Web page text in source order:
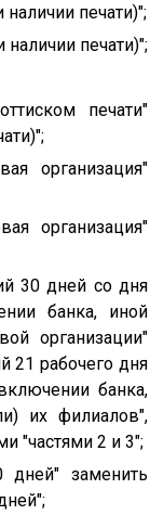
печати)";
печати)";
печати"
организация"
организация"
30 дней со дня
банка, иной
организации"
рабочего дня
банка,
их филиалов",
"частями 2 и 3";
заменить